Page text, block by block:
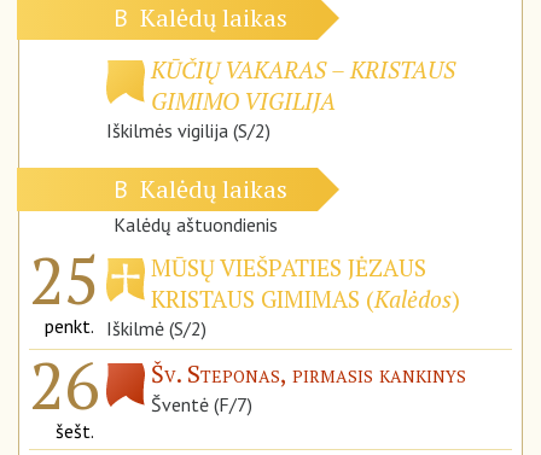
B Kalėdų laikas
KŪČIŲ VAKARAS – KRISTAUS
GIMIMO VIGILIJA
Iškilmės vigilija (S/2)
B Kalėdų laikas
Kalėdų aštuondienis
25
penkt.
MŪSŲ VIEŠPATIES JĖZAUS
KRISTAUS GIMIMAS (Kalėdos)
Iškilmė (S/2)
26
šešt.
Šv. Steponas, pirmasis kankinys
Šventė (F/7)